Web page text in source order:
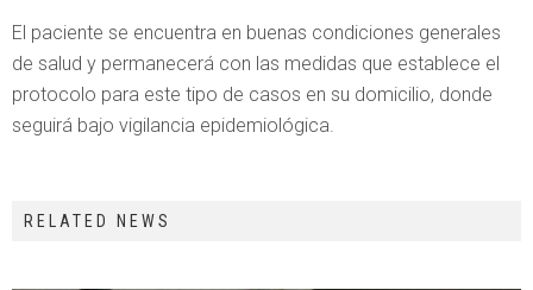
El paciente se encuentra en buenas condiciones generales
de salud y permanecerá con las medidas que establece el
protocolo para este tipo de casos en su domicilio, donde
seguirá bajo vigilancia epidemiológica.
RELATED NEWS